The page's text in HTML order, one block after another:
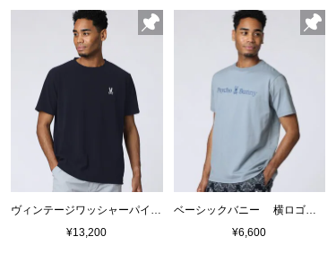
ヴィンテージワッシャーパイル クルーネックＴシャツ
¥13,200
ベーシックバニー 横ロゴプリントTシャツ
¥6,600